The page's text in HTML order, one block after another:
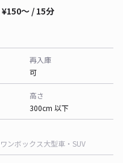
¥150〜 / 15分
再入庫
可
高さ
300cm 以下
ワンボックス大型車・SUV